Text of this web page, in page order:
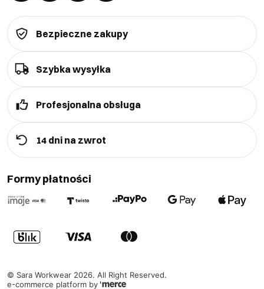
Bezpieczne zakupy
Szybka wysyłka
Profesjonalna obsługa
14 dni na zwrot
Formy płatności
© Sara Workwear 2026. All Right Reserved.
e-commerce platform by